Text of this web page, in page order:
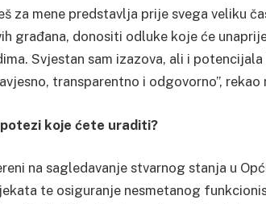
za mene predstavlja prije svega veliku
građana, donositi odluke koje će
Svjestan sam izazova, ali i
transparentno i odgovorno”, rekao
koje ćete uraditi?
na sagledavanje stvarnog stanja u
te osiguranje nesmetanog